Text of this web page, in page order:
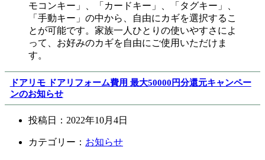
モコンキー」、「カードキー」、「タグキー」、
「手動キー」の中から、自由にカギを選択するこ
とが可能です。家族一人ひとりの使いやすさによ
って、お好みのカギを自由にご使用いただけま
す。
ドアリモ ドアリフォーム費用 最大50000円分還元キャンペー
ンのお知らせ
投稿日： 2022年10月4日
カテゴリー： お知らせ